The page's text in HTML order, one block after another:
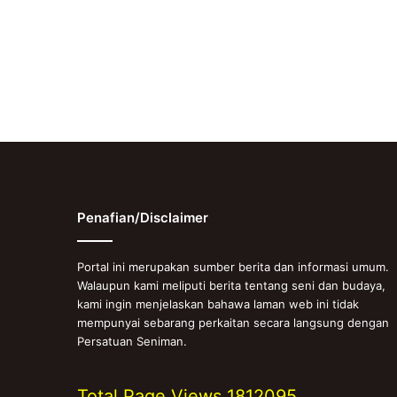
Penafian/Disclaimer
Portal ini merupakan sumber berita dan informasi umum.
Walaupun kami meliputi berita tentang seni dan budaya,
kami ingin menjelaskan bahawa laman web ini tidak
mempunyai sebarang perkaitan secara langsung dengan
Persatuan Seniman.